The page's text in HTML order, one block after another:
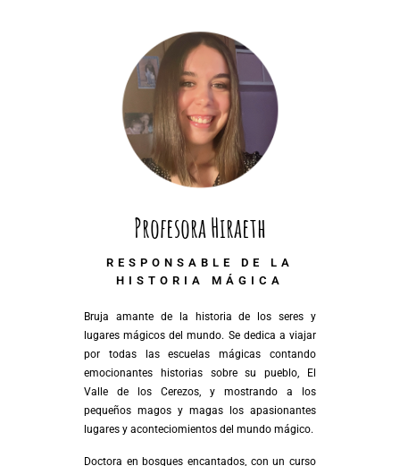
Profesora Hiraeth
RESPONSABLE DE LA
HISTORIA MÁGICA
Bruja amante de la historia de los seres y
lugares mágicos del mundo. Se dedica a viajar
por todas las escuelas mágicas contando
emocionantes historias sobre su pueblo, El
Valle de los Cerezos, y mostrando a los
pequeños magos y magas los apasionantes
lugares y aconteciomientos del mundo mágico.
Doctora en bosques encantados, con un curso